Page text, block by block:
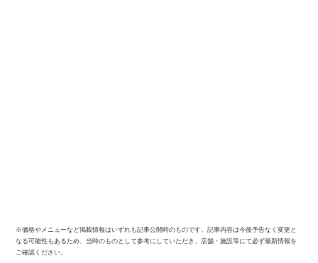
※価格やメニューなど掲載情報はいずれも記事公開時のものです。記事内容は今後予告なく変更と
なる可能性もあるため、当時のものとして参考にしていただき、店舗・施設等にて必ず最新情報を
ご確認ください。